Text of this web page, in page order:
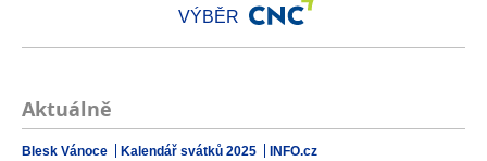
VÝBĚR
Aktuálně
Blesk Vánoce Kalendář svátků 2025 INFO.cz